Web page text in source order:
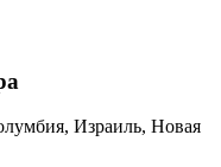
Израиль, Новая